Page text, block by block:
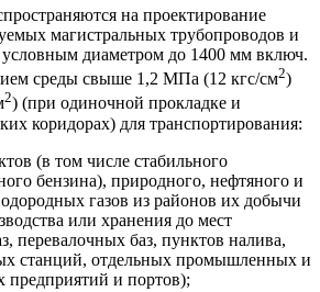
на проектирование
магистральных трубопроводов и
условным диаметром до 1400 мм включ.
среды свыше 1,2 МПа (12 кгс/см2)
2) (при одиночной прокладке и
коридорах) для транспортирования:
(в том числе стабильного
бензина), природного, нефтяного и
газов из районов их добычи
или хранения до мест
перевалочных баз, пунктов налива,
станций, отдельных промышленных и
предприятий и портов);